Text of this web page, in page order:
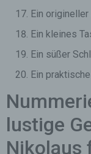
Ein
Ein kleines
Ein süßer
Ein
lustige
Nikolaus